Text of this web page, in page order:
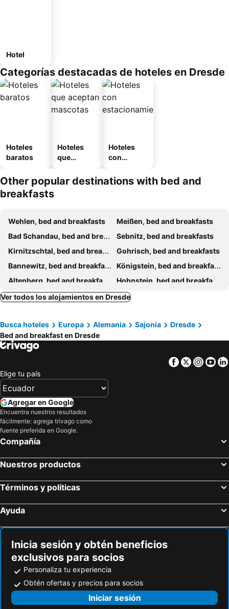
Hotel
Categorías destacadas de hoteles en Dresde
Hoteles
baratos
Hoteles
que
mascotas
Hoteles
con
miento
Other popular destinations with bed and
breakfasts
Wehlen, bed and breakfasts
Meißen, bed and breakfasts
Bad Schandau, bed and breakfasts
Sebnitz, bed and breakfasts
Kirnitzschtal, bed and breakfasts
Gohrisch, bed and breakfasts
Bannewitz, bed and breakfasts
Königstein, bed and breakfasts
Altenberg, bed and breakfasts
Hohnstein, bed and breakfasts
Decín, bed and breakfasts
Teplice, bed and breakfasts
Seiffen, bed and breakfasts
Kirschau, bed and breakfasts
Lohmen, bed and breakfasts
Rosenthal-Bielatal, bed and breakfasts
Pirna, bed and breakfasts
Lauchhammer, bed and breakfasts
Freital, bed and breakfasts
Freiberg, bed and breakfasts
Neustadt i. Sachsen, bed and breakfasts
Wachau, bed and breakfasts
Krupka, bed and breakfasts
Großenhain, bed and breakfasts
Doberschau-Gaußig, bed and breakfasts
Klipphausen, bed and breakfasts
Döbeln, bed and breakfasts
Bad Gottleuba-Berggießhübel, bed and breakfasts
Ver todos los alojamientos en Dresde
Busca hoteles Europa Alemania Sajonia
Dresde
Bed and breakfast en Dresde
Facebook
Twitter
Elige tu país
Agregar en Google
Encuentra nuestros resultados
fácilmente: agrega trivago como
fuente preferida en Google.
Compañía
Nuestros productos
Términos y políticas
Ayuda
Inicia sesión y obtén beneficios
exclusivos para socios
Personaliza tu experiencia
Obtén ofertas y precios para socios
Iniciar sesión